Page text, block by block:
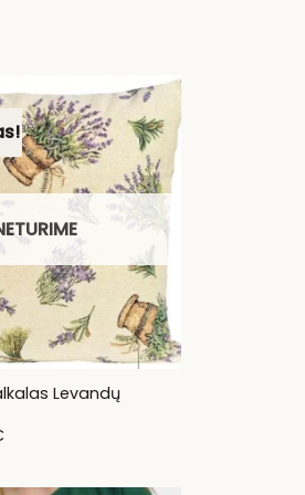
Levandų
Current